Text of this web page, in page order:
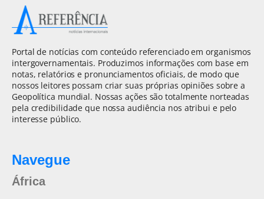
Portal de notícias com conteúdo referenciado em organismos
intergovernamentais. Produzimos informações com base em
notas, relatórios e pronunciamentos oficiais, de modo que
nossos leitores possam criar suas próprias opiniões sobre a
Geopolítica mundial. Nossas ações são totalmente norteadas
pela credibilidade que nossa audiência nos atribui e pelo
interesse público.
Navegue
África